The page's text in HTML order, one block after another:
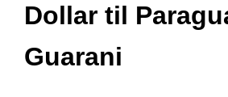
Dollar til
Guarani